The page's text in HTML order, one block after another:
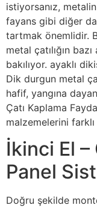
istiyorsanız,
fayans gibi diğer
tartmak önemlidir.
metal çatılığın
bakılıyor. ayaklı
Dik durgun metal
hafif, yangına
Çatı Kaplama
malzemelerini farklı
İkinci El –
Panel
Doğru şekilde